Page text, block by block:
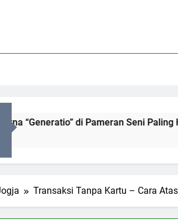
di Pameran Seni Paling Hits Jogja
Transaksi Tanpa Kartu – Cara